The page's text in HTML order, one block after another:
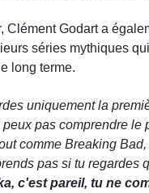
Clément Godart a
séries mythiques
long terme.
uniquement la
peux pas comprendre le
comme Breaking
pas si tu regardes
c'est pareil, tu ne